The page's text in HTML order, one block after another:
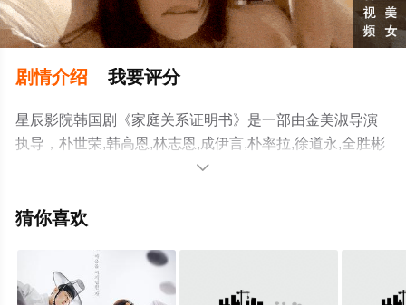
剧情介绍 我要评分
星辰影院韩国剧《家庭关系证明书》是一部由金美淑导演
执导，朴世荣,韩高恩,林志恩,成伊言,朴率拉,徐道永,全胜彬
等演员精彩演绎的韩国电视剧，手机免费观看高清无删减
豆瓣电视剧、电视猫或剧情网等平台了解。

猜你喜欢